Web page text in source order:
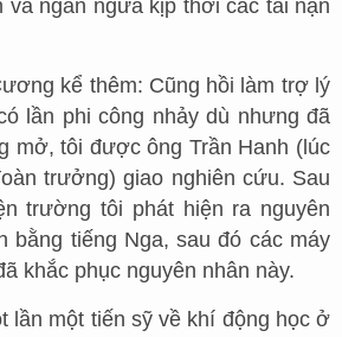
và ngăn ngừa kịp thời các tai nạn
kể thêm: Cũng hồi làm trợ lý
lần phi công nhảy dù nhưng đã
mở, tôi được ông Trần Hanh (lúc
trưởng) giao nghiên cứu. Sau
trường tôi phát hiện ra nguyên
bằng tiếng Nga, sau đó các máy
khắc phục nguyên nhân này.
lần một tiến sỹ về khí động học ở